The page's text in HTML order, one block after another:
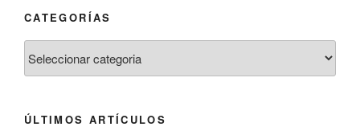
CATEGORÍAS
ÚLTIMOS ARTÍCULOS